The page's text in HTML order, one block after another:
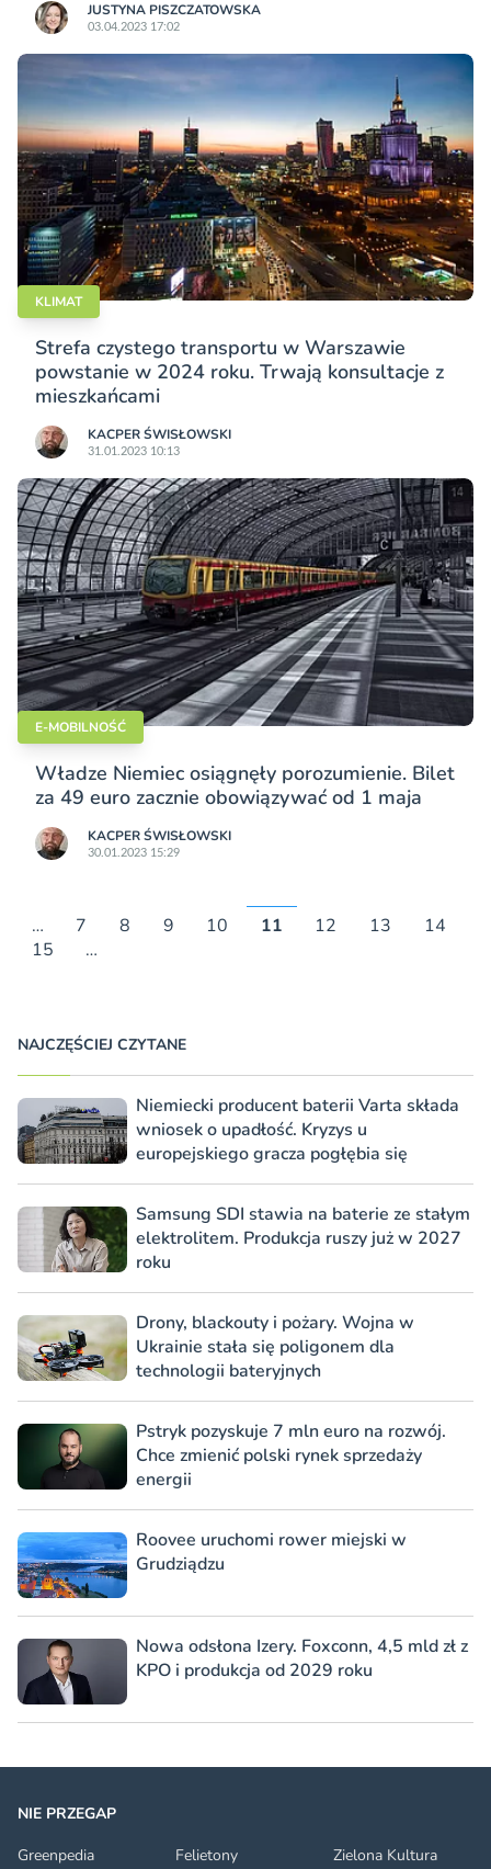
JUSTYNA PISZCZATOWSKA
03.04.2023 17:02
KLIMAT
Strefa czystego transportu w Warszawie
powstanie w 2024 roku. Trwają konsultacje z
mieszkańcami
KACPER ŚWISŁO­WSKI
31.01.2023 10:13
E-MOBILNOŚĆ
Władze Niemiec osiągnęły porozumienie. Bilet
za 49 euro zacznie obowiązywać od 1 maja
KACPER ŚWISŁO­WSKI
30.01.2023 15:29
… 7 8 9 10 11 12 13
14
15
…
NAJCZĘŚCIEJ CZYTANE
Niemiecki producent baterii Varta składa
wniosek o upadłość. Kryzys u
europejskiego gracza pogłębia się
Samsung SDI stawia na baterie ze stałym
elektrolitem. Produkcja ruszy już w 2027
roku
Drony, blackouty i pożary. Wojna w
Ukrainie stała się poligonem dla
technologii bateryjnych
Pstryk pozyskuje 7 mln euro na rozwój.
Chce zmienić polski rynek sprzedaży
energii
Roovee uruchomi rower miejski w
Grudziądzu
Nowa odsłona Izery. Foxconn, 4,5 mld zł z
KPO i produkcja od 2029 roku
NIE PRZEGAP
Greenpedia
Felietony Zielona Kultura